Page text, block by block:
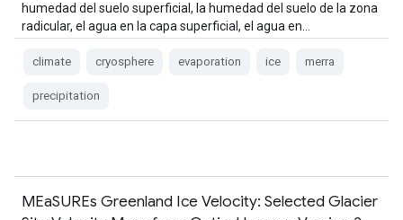
humedad del suelo superficial, la humedad del suelo de la zona
radicular, el agua en la capa superficial, el agua en…
climate cryosphere evaporation ice merra
precipitation
MEaSUREs Greenland Ice Velocity: Selected Glacier